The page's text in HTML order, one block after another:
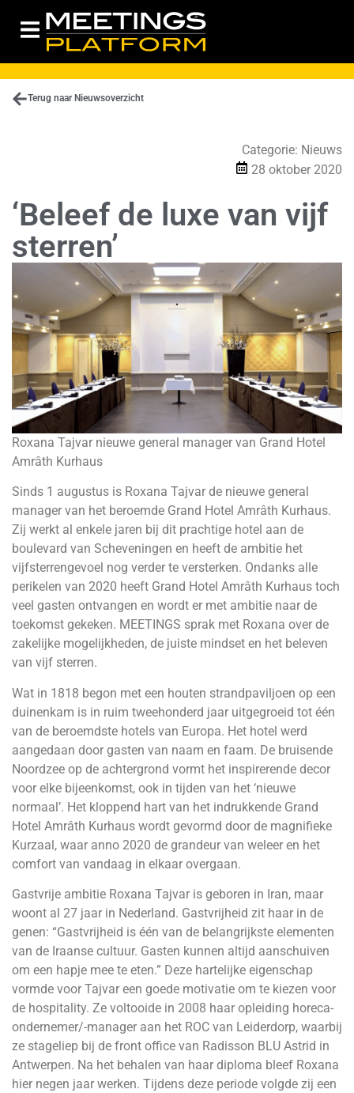
Terug naar Nieuwsoverzicht
Categorie: Nieuws
28 oktober 2020
‘Beleef de luxe van vijf
sterren’
Roxana Tajvar nieuwe general manager van Grand Hotel
Amrâth Kurhaus
Sinds 1 augustus is Roxana Tajvar de nieuwe general
manager van het beroemde Grand Hotel Amrâth Kurhaus.
Zij werkt al enkele jaren bij dit prachtige hotel aan de
boulevard van Scheveningen en heeft de ambitie het
vijfsterrengevoel nog verder te versterken. Ondanks alle
perikelen van 2020 heeft Grand Hotel Amrâth Kurhaus toch
veel gasten ontvangen en wordt er met ambitie naar de
toekomst gekeken. MEETINGS sprak met Roxana over de
zakelijke mogelijkheden, de juiste mindset en het beleven
van vijf sterren.
Wat in 1818 begon met een houten strandpaviljoen op een
duinenkam is in ruim tweehonderd jaar uitgegroeid tot één
van de beroemdste hotels van Europa. Het hotel werd
aangedaan door gasten van naam en faam. De bruisende
Noordzee op de achtergrond vormt het inspirerende decor
voor elke bijeenkomst, ook in tijden van het ‘nieuwe
normaal’. Het kloppend hart van het indrukkende Grand
Hotel Amrâth Kurhaus wordt gevormd door de magnifieke
Kurzaal, waar anno 2020 de grandeur van weleer en het
comfort van vandaag in elkaar overgaan.
Gastvrije ambitie Roxana Tajvar is geboren in Iran, maar
woont al 27 jaar in Nederland. Gastvrijheid zit haar in de
genen: “Gastvrijheid is één van de belangrijkste elementen
van de Iraanse cultuur. Gasten kunnen altijd aanschuiven
om een hapje mee te eten.” Deze hartelijke eigenschap
vormde voor Tajvar een goede motivatie om te kiezen voor
de hospitality. Ze voltooide in 2008 haar opleiding horeca-
ondernemer/-manager aan het ROC van Leiderdorp, waarbij
ze stageliep bij de front office van Radisson BLU Astrid in
Antwerpen. Na het behalen van haar diploma bleef Roxana
hier negen jaar werken. Tijdens deze periode volgde zij een